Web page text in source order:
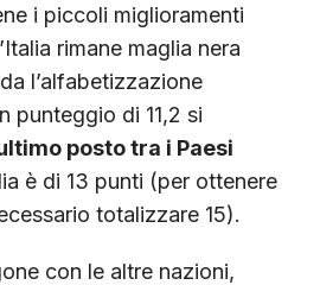
i piccoli miglioramenti
rimane maglia nera
l’alfabetizzazione
punteggio di 11,2 si
posto tra i Paesi
è di 13 punti (per ottenere
totalizzare 15).
con le altre nazioni,